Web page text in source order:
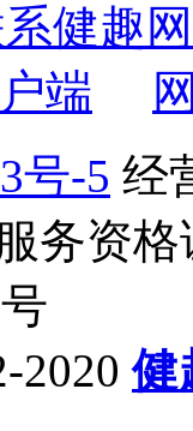
健趣网
端
号-5 经
务资
2020健